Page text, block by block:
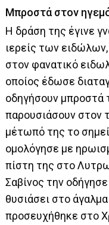
Μπροστά στον
Η δράση της έγινε
ιερείς των ειδώλων,
στον φανατικό
οποίος έδωσε
οδηγήσουν μπροστά
παρουσιάσουν στον
μέτωπό της το
ομολόγησε με
πίστη της στο
Σαβίνος την
θυσιάσει στο
προσευχήθηκε στο